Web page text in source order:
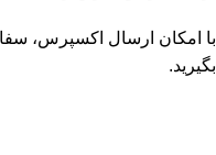
با امکان ارسال اکسپرس،
بگیرید.